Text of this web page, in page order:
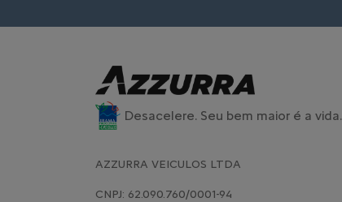
Desacelere. Seu bem maior é a vida.
AZZURRA VEICULOS LTDA
CNPJ: 62.090.760/0001-94